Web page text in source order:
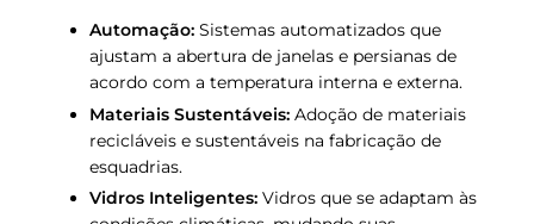
Automação: Sistemas automatizados que
ajustam a abertura de janelas e persianas de
acordo com a temperatura interna e externa.
Materiais Sustentáveis: Adoção de materiais
recicláveis e sustentáveis na fabricação de
esquadrias.
Vidros Inteligentes: Vidros que se adaptam às